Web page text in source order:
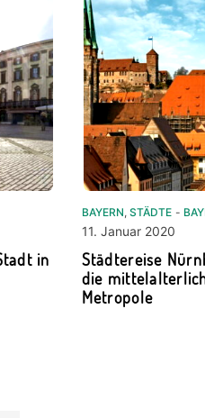
in
BAYERN, STÄDTE -
11. Januar 2020
Städtereise
die
Metropole